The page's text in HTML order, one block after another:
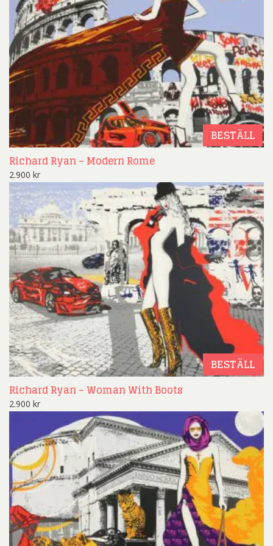
BESTÄLL
Richard Ryan – Modern Rome
2.900 kr
BESTÄLL
Richard Ryan – Woman With Boots
2.900 kr